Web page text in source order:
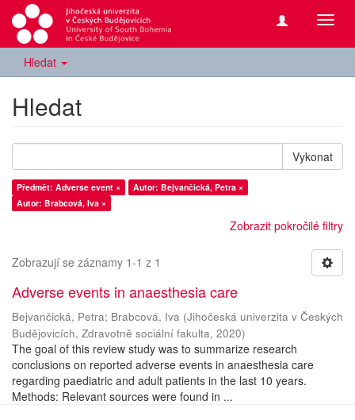
Hledat
Hledat
Vykonat
Předmět: Adverse event ×
Autor: Bejvančická, Petra ×
Autor: Brabcová, Iva ×
Zobrazit pokročilé filtry
Zobrazují se záznamy 1-1 z 1
Adverse events in anaesthesia care
Bejvančická, Petra; Brabcová, Iva (Jihočeská univerzita v Českých
Budějovicích, Zdravotně sociální fakulta, 2020)
The goal of this review study was to summarize research
conclusions on reported adverse events in anaesthesia care
regarding paediatric and adult patients in the last 10 years.
Methods: Relevant sources were found in ...